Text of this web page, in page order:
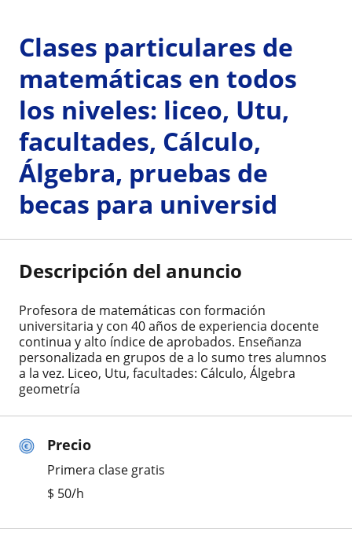
Precio
Primera clase gratis
$ 50/h
Clases particulares de
matemáticas en todos
los niveles: liceo, Utu,
facultades, Cálculo,
Álgebra, pruebas de
becas para universid
Descripción del anuncio
Profesora de matemáticas con formación
universitaria y con 40 años de experiencia docente
continua y alto índice de aprobados. Enseñanza
personalizada en grupos de a lo sumo tres alumnos
a la vez. Liceo, Utu, facultades: Cálculo, Álgebra
geometría